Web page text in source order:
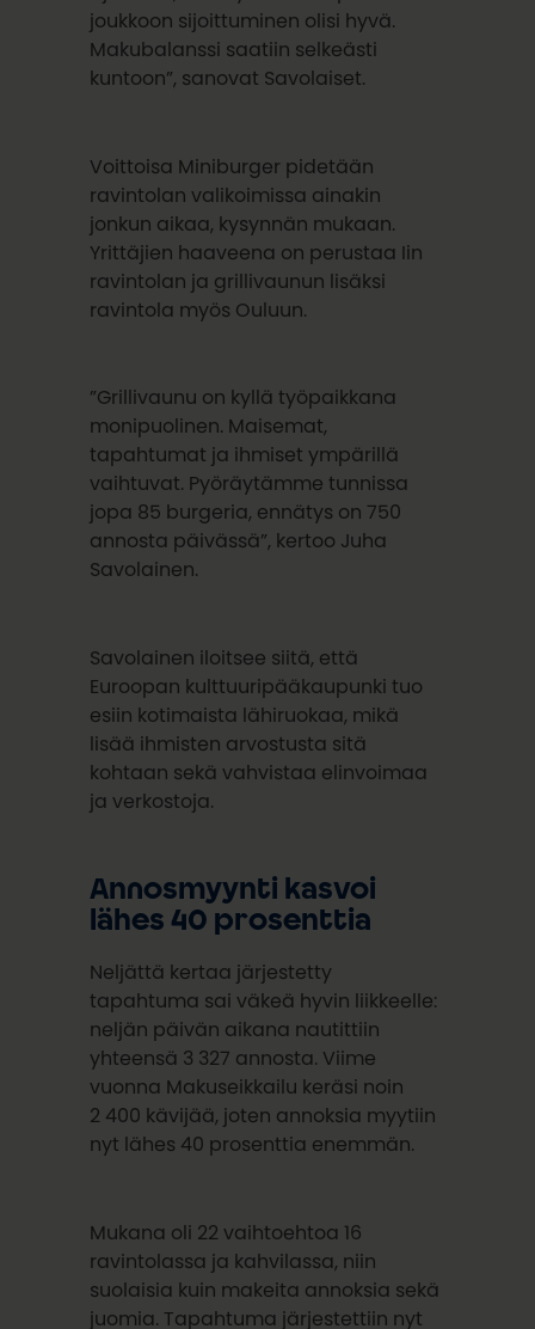
joukkoon sijoittuminen olisi hyvä.
Makubalanssi saatiin selkeästi
kuntoon”, sanovat Savolaiset.
Voittoisa Miniburger pidetään
ravintolan valikoimissa ainakin
jonkun aikaa, kysynnän mukaan.
Yrittäjien haaveena on perustaa Iin
ravintolan ja grillivaunun lisäksi
ravintola myös Ouluun.
”Grillivaunu on kyllä työpaikkana
monipuolinen. Maisemat,
tapahtumat ja ihmiset ympärillä
vaihtuvat. Pyöräytämme tunnissa
jopa 85 burgeria, ennätys on 750
annosta päivässä”, kertoo Juha
Savolainen.
Savolainen iloitsee siitä, että
Euroopan kulttuuripääkaupunki tuo
esiin kotimaista lähiruokaa, mikä
lisää ihmisten arvostusta sitä
kohtaan sekä vahvistaa elinvoimaa
ja verkostoja.
Annosmyynti kasvoi
lähes 40 prosenttia
Neljättä kertaa järjestetty
tapahtuma sai väkeä hyvin liikkeelle:
neljän päivän aikana nautittiin
yhteensä 3 327 annosta. Viime
vuonna Makuseikkailu keräsi noin
2 400 kävijää, joten annoksia myytiin
nyt lähes 40 prosenttia enemmän.
Mukana oli 22 vaihtoehtoa 16
ravintolassa ja kahvilassa, niin
suolaisia kuin makeita annoksia sekä
juomia. Tapahtuma järjestettiin nyt